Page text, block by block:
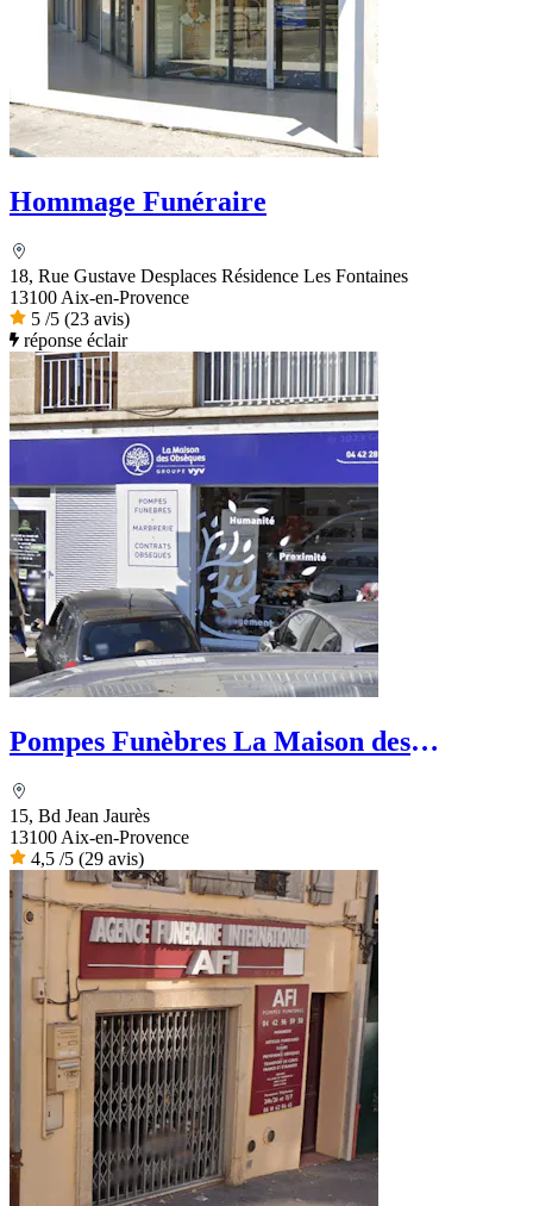
Hommage Funéraire
18, Rue Gustave Desplaces Résidence Les Fontaines
13100 Aix-en-Provence
5 /5 (23 avis)
réponse éclair
Pompes Funèbres La Maison des
15, Bd Jean Jaurès
13100 Aix-en-Provence
4,5 /5 (29 avis)